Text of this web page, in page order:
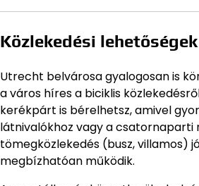
Közlekedési
Utrecht belvárosa gyalogosan is
a város híres a biciklis
kerékpárt is bérelhetsz, amivel
látnivalókhoz vagy a csatornaparti
tömegközlekedés (busz, villamos)
megbízhatóan működik.